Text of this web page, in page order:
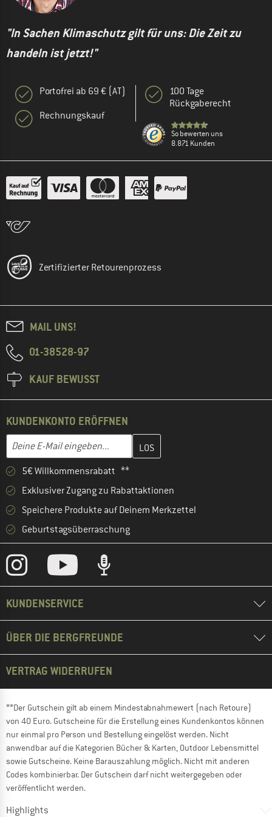
"In Sachen Klimaschutz gilt für uns: Die Zeit zu
handeln ist jetzt!"
Portofrei ab 69 € (AT)
Rechnungskauf
100 Tage
Rückgaberecht
So bewerten uns
8.871 Kunden
Zertifizierter Retourenprozess
MAIL UNS!
01-38528-97
KAUF BEWUSST
KUNDENKONTO ERÖFFNEN
Deine E-Mail eingeben...
Gib hier deine E-Mail-Adresse ein und erstelle im nächsten
5€ Willkommensrabatt **
Exklusiver Zugang zu Rabattaktionen
Speichere Produkte auf Deinem Merkzettel
Geburtstagsüberraschung
KUNDENSERVICE
ÜBER DIE BERGFREUNDE
VERTRAG WIDERRUFEN
**Der Gutschein gilt ab einem Mindestabnahmewert (nach Retoure)
von 40 Euro. Gutscheine für die Erstellung eines Kundenkontos können
nur einmal pro Person und Bestellung eingelöst werden. Nicht
anwendbar auf die Kategorien Bücher & Karten, Outdoor Lebensmittel
sowie Gutscheine. Keine Barauszahlung möglich. Nicht mit anderen
Codes kombinierbar. Der Gutschein darf nicht weitergegeben oder
veröffentlicht werden.
Highlights